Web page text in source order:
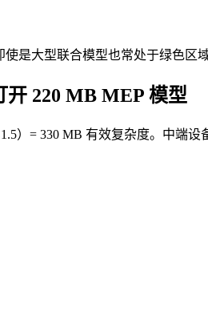
是大型联合模型也常处于绿色区域
220 MB MEP 模型
）= 330 MB 有效复杂度。中端